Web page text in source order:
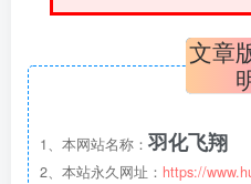
文章
1、本网站名称： 羽化飞翔
2、本站永久网址： https://